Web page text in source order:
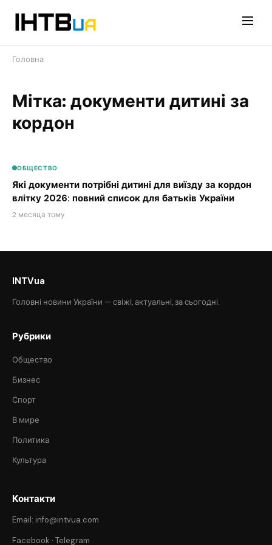
Головна
Мітка: документи дитині за
кордон
ОБЩЕСТВО
Які документи потрібні дитині для виїзду за кордон
влітку 2026: повний список для батьків України
2 месяца тому
INTVua
Головні новини України — свіжі, актуальні, за сьогодні.
Рубрики
Общество
Бизнес
Спорт
В мире
Политика
Культура
Контакти
Email: info@intvua.com
Facebook · Telegram